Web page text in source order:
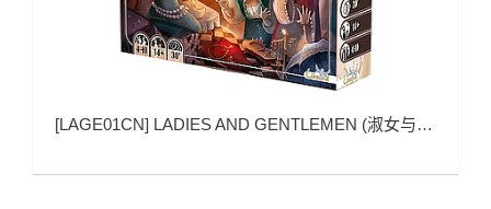
[LAGE01CN] LADIES AND GENTLEMEN (淑女与绅士)